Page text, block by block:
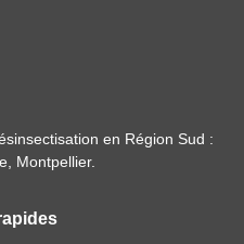
en Région Sud :
Montpellier.